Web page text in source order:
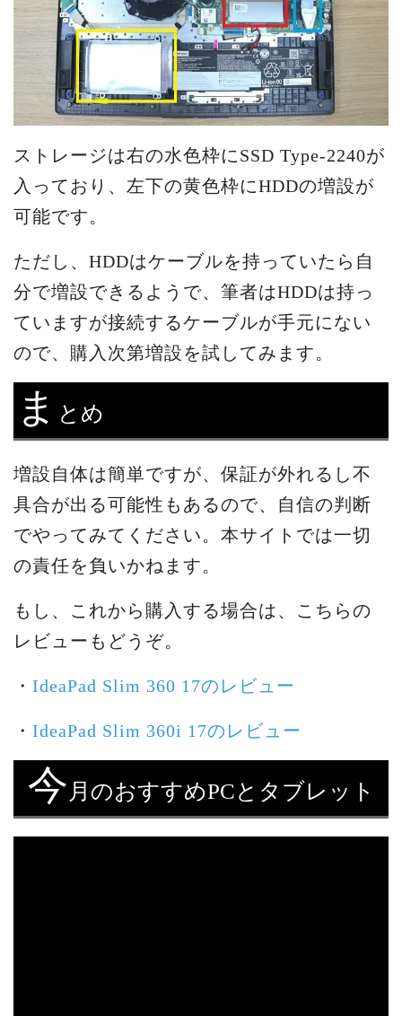
ストレージは右の水色枠にSSD Type-2240が
入っており、左下の黄色枠にHDDの増設が
可能です。
ただし、HDDはケーブルを持っていたら自
分で増設できるようで、筆者はHDDは持っ
ていますが接続するケーブルが手元にない
ので、購入次第増設を試してみます。
ま とめ
増設自体は簡単ですが、保証が外れるし不
具合が出る可能性もあるので、自信の判断
でやってみてください。本サイトでは一切
の責任を負いかねます。
もし、これから購入する場合は、こちらの
レビューもどうぞ。
・ IdeaPad Slim 360 17のレビュー
・ IdeaPad Slim 360i 17のレビュー
今 月のおすすめPCとタブレット